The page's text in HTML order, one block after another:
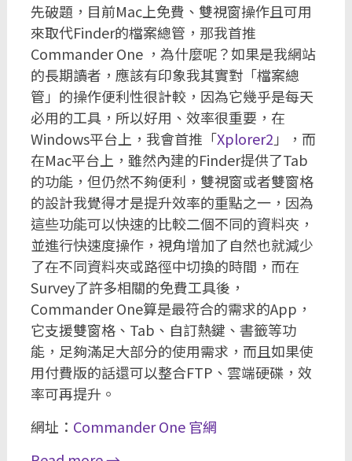
先破題，目前Mac上免費、雙視窗操作且可用
來取代Finder的檔案總管，那我首推
Commander One ，為什麼呢？如果是我網站
的長期讀者，應該有印象我其實對「檔案總
管」的操作便利性很計較，因為它幾乎是每天
必用的工具，所以好用、效率很重要，在
Windows平台上，我會首推「Xplorer2 」，而
在Mac平台上，雖然內建的Finder提供了Tab
的功能，但仍然不夠便利，雙視窗或者雙窗格
的設計我覺得才是提升效率的重點之一，因為
這些功能可以快速的比較二個不同的資料夾，
並進行快速度操作，視角增加了自然也就減少
了在不同資料夾或路徑中切換的時間，而在
Survey了許多相關的免費工具後，
Commander One算是最符合的需求的App，
它支援雙窗格、Tab、自訂熱鍵、書籤等功
能，足夠滿足大部分的使用需求，而且如果使
用付費版的話還可以整合FTP、雲端硬碟，效
率可再提升。
網址： Commander One 官網